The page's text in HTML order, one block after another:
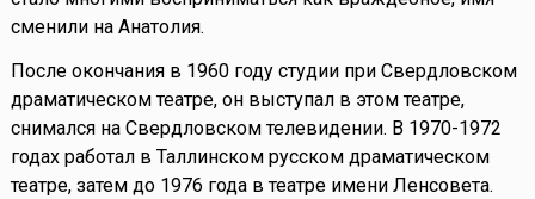
сменили на Анатолия.
После окончания в 1960 году студии при Свердловском
драматическом театре, он выступал в этом театре,
снимался на Свердловском телевидении. В 1970-1972
годах работал в Таллинском русском драматическом
театре, затем до 1976 года в театре имени Ленсовета.